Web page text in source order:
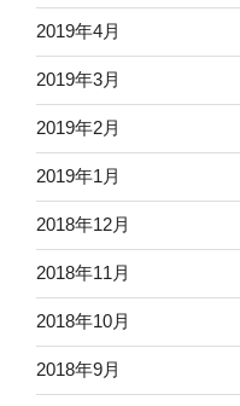
2019年4月
2019年3月
2019年2月
2019年1月
2018年12月
2018年11月
2018年10月
2018年9月